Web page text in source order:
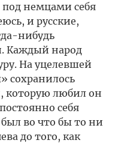
под немцами себя
и русские,
нибудь
Каждый народ
На уцелевшей
сохранилось
которую любил он
себя
во что бы то ни
до того, как